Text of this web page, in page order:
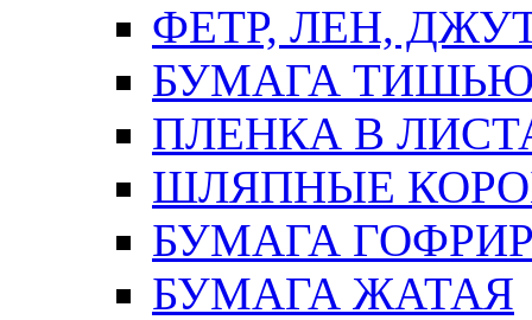
ФЕТР, ЛЕН,
БУМАГА
ПЛЕНКА В
ШЛЯПНЫЕ
БУМАГА
БУМАГА ЖАТАЯ